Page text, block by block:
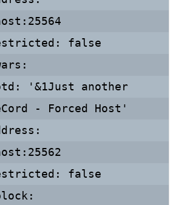
- Forced Host'